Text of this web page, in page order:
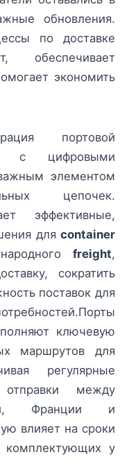
обновления.
по доставке
обеспечивает
экономить
портовой
с цифровыми
элементом
цепочек.
эффективные,
для container
freight,
сократить
поставок для
ключевую
маршрутов для
регулярные
между
Франции и
влияет на сроки
комплектующих у